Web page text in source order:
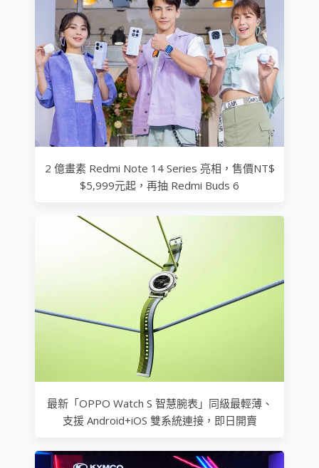
2 億畫素 Redmi Note 14 Series 亮相，售價NT$
$5,999元起，再抽 Redmi Buds 6
最新「OPPO Watch S 智慧腕表」同級最輕薄、
支援 Android+iOS 雙系統連接，即日開賣